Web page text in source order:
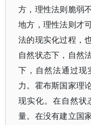
方，理性法则脆弱
地方，理性法则才
法的现实化过程，
自然状态下，自然
下，自然法通过现
力。霍布斯国家理
现实化。在自然状
量。在没有建立国